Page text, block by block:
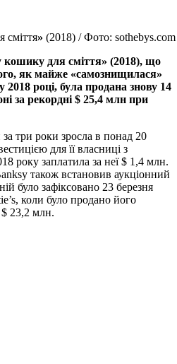
сміття» (2018) / Фото: sothebys.com
для сміття» (2018), що
як майже «самознищилася»
2018 році, була продана знову 14
за рекордні $ 25,4 млн при
за три роки зросла в понад 20
для її власниці з
року заплатила за неї $ 1,4 млн.
також встановив аукціонний
було зафіксовано 23 березня
коли було продано його
$ 23,2 млн.